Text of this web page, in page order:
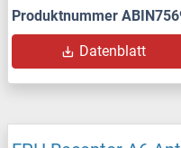
Produktnummer
Datenblatt